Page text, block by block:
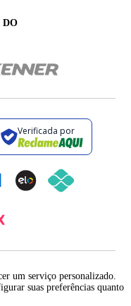
um serviço personalizado.
suas preferências quanto
DO
Verificada por
2 - CENTRO - PIRAÍ - RIO DE
000